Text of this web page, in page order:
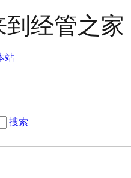
经管之家
站
搜索